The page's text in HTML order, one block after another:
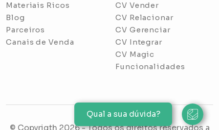
Materiais Ricos
Blog
Parceiros
Canais de Venda
CV Vender
CV Relacionar
CV Gerenciar
CV Integrar
CV Magic
Funcionalidades
© Copyrigth 2026- Todos os direitos reservados a
Qual a sua dúvida?